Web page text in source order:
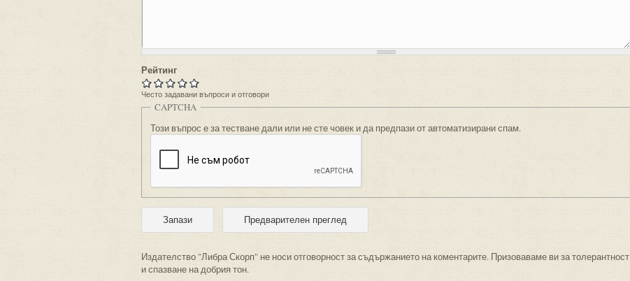
Рейтинг
Често задавани въпроси и отговори
CAPTCHA
Този въпрос е за тестване дали или не сте човек и да предпази от автоматизирани спам.
Издателство "Либра Скорп" не носи отговорност за съдържанието на коментарите. Призоваваме ви за толерантност
и спазване на добрия тон.